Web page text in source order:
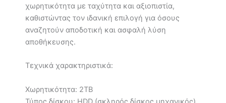
χωρητικότητα με ταχύτητα και αξιοπιστία,
καθιστώντας τον ιδανική επιλογή για όσους
αναζητούν αποδοτική και ασφαλή λύση
αποθήκευσης.
Τεχνικά χαρακτηριστικά:
Χωρητικότητα: 2TB